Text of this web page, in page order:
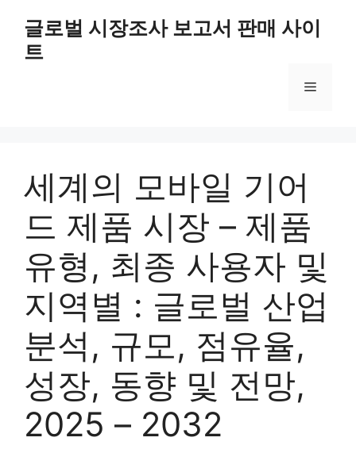
content
글로벌 시장조사 보고서 판매 사이
트
Menu
세계의 모바일 기어
드 제품 시장 – 제품
유형, 최종 사용자 및
지역별 : 글로벌 산업
분석, 규모, 점유율,
성장, 동향 및 전망,
2025 – 2032